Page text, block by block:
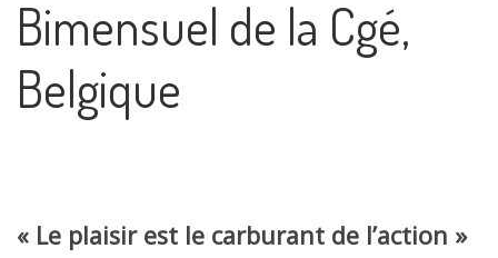
Bimensuel de la Cgé,
Belgique
« Le plaisir est le carburant de l’action »